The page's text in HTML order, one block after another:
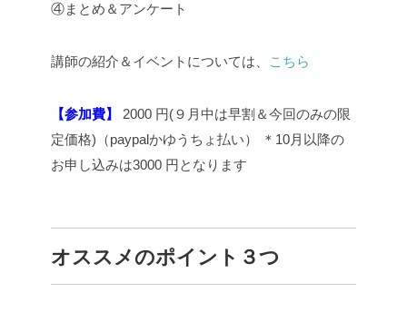
④まとめ＆アンケート
講師の紹介＆イベントについては、 こちら
【参加費】
2000 円(９月中は早割＆今回のみの限
定価格)（paypalかゆうちょ払い）
＊10月以降の
お申し込みは3000 円となります
オススメのポイント３つ